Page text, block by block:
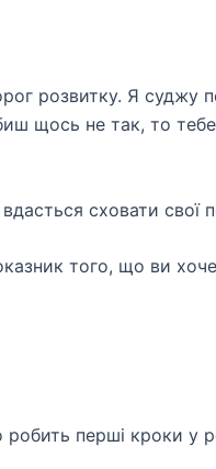
розвитку. Я суджу
щось не так, то
сховати свої
того, що ви
перші кроки у